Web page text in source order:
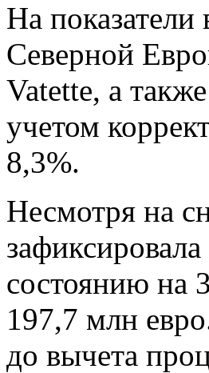
На
Северной
Vatette, а
учетом
8,3%.
Несмотря на
состоянию на
197,7 млн
до вычета